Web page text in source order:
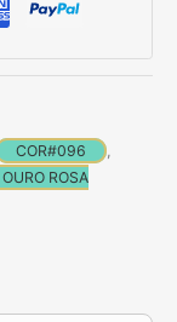
COR#096
OURO ROSA